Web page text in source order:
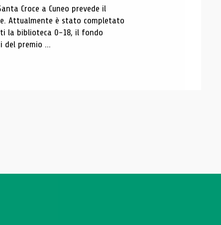
Croce a Cuneo prevede il
Attualmente è stato completato
la biblioteca 0-18, il fondo
del premio ...